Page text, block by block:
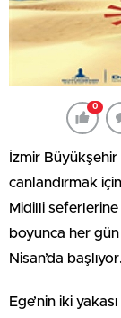
0
İzmir
canlandırmak
Midilli seferlerine
boyunca her gün
Nisan’da başlıyor.
Ege’nin iki